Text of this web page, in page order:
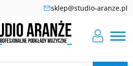
sklep@studio-aranze.pl